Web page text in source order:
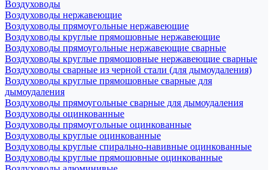
Воздуховоды
Воздуховоды нержавеющие
Воздуховоды прямоугольные нержавеющие
Воздуховоды круглые прямошовные нержавеющие
Воздуховоды прямоугольные нержавеющие сварные
Воздуховоды круглые прямошовные нержавеющие сварные
Воздуховоды сварные из черной стали (для дымоудаления)
Воздуховоды круглые прямошовные сварные для
дымоудаления
Воздуховоды прямоугольные сварные для дымоудаления
Воздуховоды оцинкованные
Воздуховоды прямоугольные оцинкованные
Воздуховоды круглые оцинкованные
Воздуховоды круглые спирально-навивные оцинкованные
Воздуховоды круглые прямошовные оцинкованные